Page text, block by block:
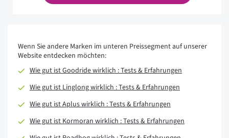
Wenn Sie andere Marken im unteren Preissegment auf unserer
Website entdecken möchten:
Wie gut ist Goodride wirklich : Tests & Erfahrungen
Wie gut ist Linglong wirklich : Tests & Erfahrungen
Wie gut ist Aplus wirklich : Tests & Erfahrungen
Wie gut ist Kormoran wirklich : Tests & Erfahrungen